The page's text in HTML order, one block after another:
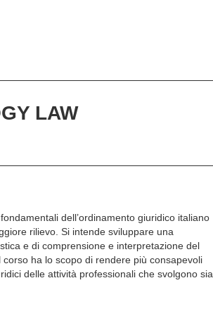
LAW
dell’ordinamento giuridico italiano
rilievo. Si intende sviluppare una
e di comprensione e interpretazione del
ha lo scopo di rendere più consapevoli
delle attività professionali che svolgono sia